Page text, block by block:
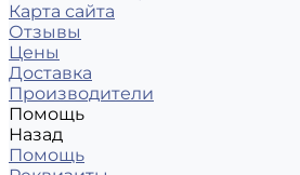
Карта сайта
Отзывы
Цены
Доставка
Производители
Помощь
Назад
Помощь